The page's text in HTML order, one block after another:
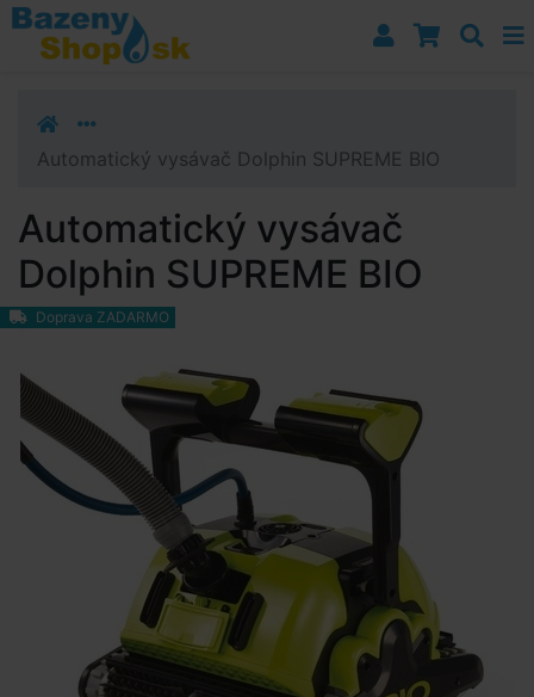
Prejsť k navigácii
Prejsť na obsah
Prejsť k bočnému stĺpci
Automatický vysávač Dolphin SUPREME BIO
Automatický vysávač
Dolphin SUPREME BIO
Doprava ZADARMO